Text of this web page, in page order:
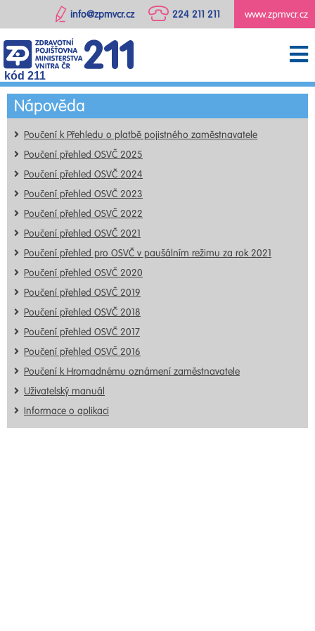
www.zpmvcr.cz
224 211 211
info@zpmvcr.cz
kód 211
Nápověda
Poučení k Přehledu o platbě pojistného zaměstnavatele
Poučení přehled OSVČ 2025
Poučení přehled OSVČ 2024
Poučení přehled OSVČ 2023
Poučení přehled OSVČ 2022
Poučení přehled OSVČ 2021
Poučení přehled pro OSVČ v paušálním režimu za rok 2021
Poučení přehled OSVČ 2020
Poučení přehled OSVČ 2019
Poučení přehled OSVČ 2018
Poučení přehled OSVČ 2017
Poučení přehled OSVČ 2016
Poučení k Hromadnému oznámení zaměstnavatele
Uživatelský manuál
Informace o aplikaci